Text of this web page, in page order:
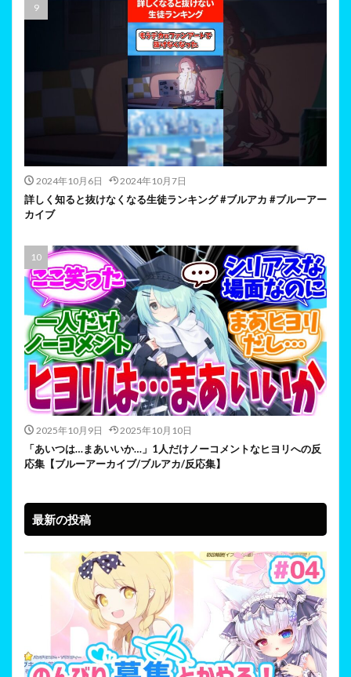
2024年10月6日 2024年10月7日
詳しく知ると抜けなくなる生徒ランキング #ブルアカ #ブルーアー
カイブ
2025年10月9日 2025年10月10日
「あいつは…まあいいか…」1人だけノーコメントなヒヨリへの反
応集【ブルーアーカイブ/ブルアカ/反応集】
最新の投稿